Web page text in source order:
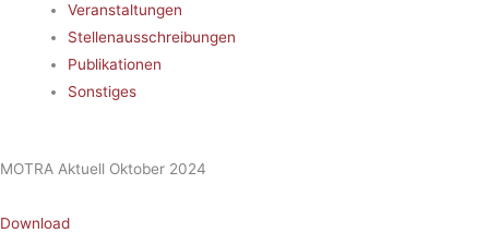
Veranstaltungen
Stellenausschreibungen
Publikationen
Sonstiges
MOTRA Aktuell Oktober 2024
Download